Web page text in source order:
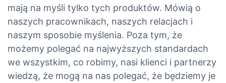
mają na myśli tylko tych produktów. Mówią o
naszych pracownikach, naszych relacjach i
naszym sposobie myślenia. Poza tym, że
możemy polegać na najwyższych standardach
we wszystkim, co robimy, nasi klienci i partnerzy
wiedzą, że mogą na nas polegać, że będziemy je